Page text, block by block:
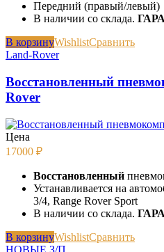
Передний (правый/левый)
В наличии со склада.
В корзинуWishlistСравнить
Land-Rover
Восстановленный
Rover
Цена
17000 ₽
Восстановленный
Устанавливается на
3/4, Range Rover Sport
В наличии со склада.
В корзинуWishlistСравнить
НОВЫЕ З/П